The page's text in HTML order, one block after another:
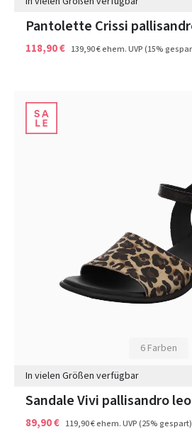
Pantolette Crissi
118,90 € 139,90 €ehem. UVP(15%
6 Farben
In vielen Größen verfügbar
Sandale Vivi pallisandro leo
89,90 € 119,90 €ehem. UVP(25% gespart)